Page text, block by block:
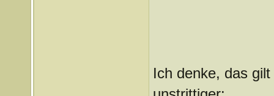
Ich denke, das